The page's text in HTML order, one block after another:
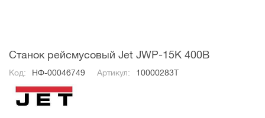
Станок рейсмусовый Jet JWP-15K 400В
Код: НФ-00046749 Артикул: 10000283T